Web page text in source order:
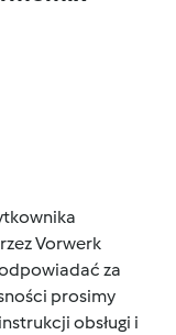
Vorwerk
za
prosimy
obsługi i